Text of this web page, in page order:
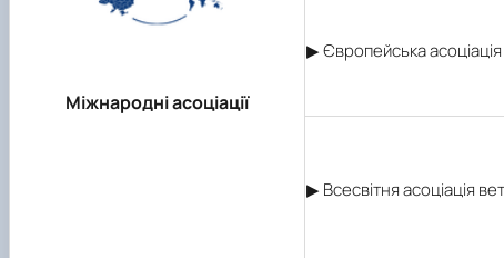
Міжнародні асоціації
▶ Європейська
▶ Всесвітня асоціація